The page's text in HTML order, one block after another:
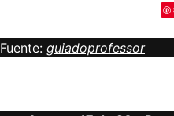
Fuente: guiadoprofessor